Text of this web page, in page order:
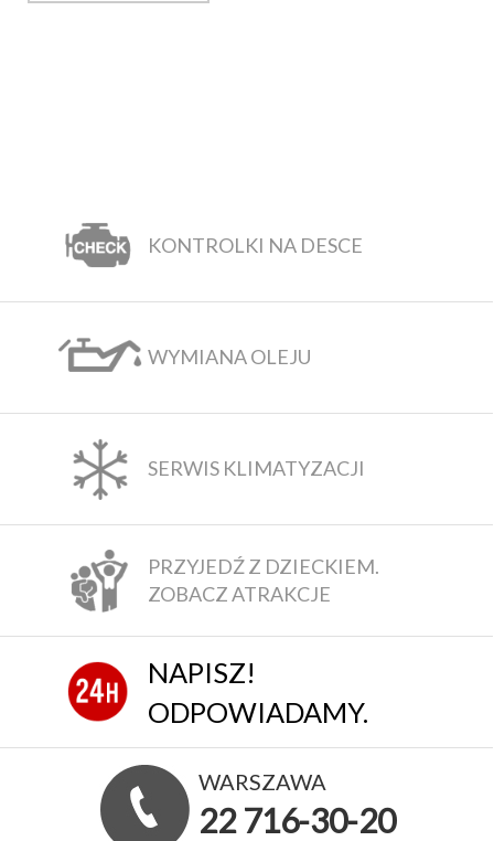
KONTROLKI NA DESCE
WYMIANA OLEJU
SERWIS KLIMATYZACJI
PRZYJEDŹ Z DZIECKIEM.
ZOBACZ ATRAKCJE
NAPISZ!
ODPOWIADAMY.
WARSZAWA
22 716-30-20